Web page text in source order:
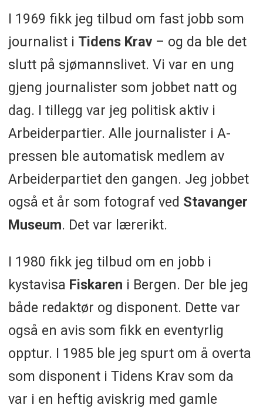
I 1969 fikk jeg tilbud om fast jobb som
journalist i Tidens Krav – og da ble det
slutt på sjømannslivet. Vi var en ung
gjeng journalister som jobbet natt og
dag. I tillegg var jeg politisk aktiv i
Arbeiderpartier. Alle journalister i A-
pressen ble automatisk medlem av
Arbeiderpartiet den gangen. Jeg jobbet
også et år som fotograf ved Stavanger
Museum. Det var lærerikt.
I 1980 fikk jeg tilbud om en jobb i
kystavisa Fiskaren i Bergen. Der ble jeg
både redaktør og disponent. Dette var
også en avis som fikk en eventyrlig
opptur. I 1985 ble jeg spurt om å overta
som disponent i Tidens Krav som da
var i en heftig aviskrig med gamle